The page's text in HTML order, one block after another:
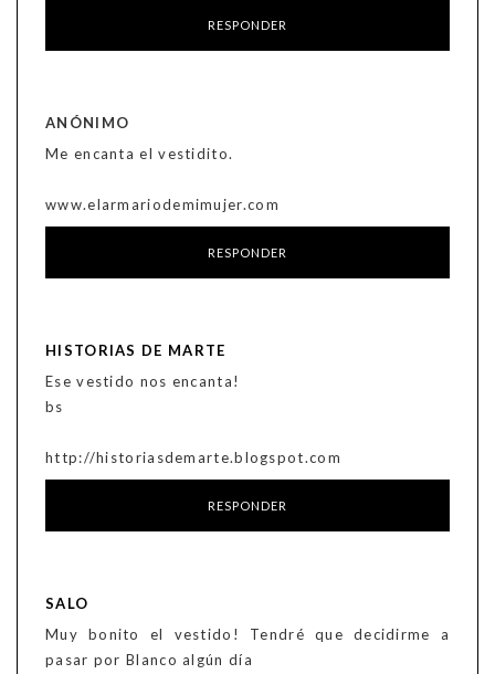
RESPONDER
ANÓNIMO
Me encanta el vestidito.
www.elarmariodemimujer.com
RESPONDER
HISTORIAS DE MARTE
Ese vestido nos encanta!
bs
http://historiasdemarte.blogspot.com
RESPONDER
SALO
Muy bonito el vestido! Tendré que decidirme a
pasar por Blanco algún día